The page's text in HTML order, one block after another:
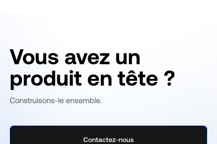
Vous avez un
produit en tête ?
Construisons-le ensemble.
Contactez-nous